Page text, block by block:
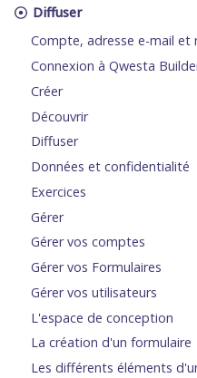
Diffuser
Compte, adresse e-mail et
Connexion à Qwesta
Créer
Découvrir
Diffuser
Données et confidentialité
Exercices
Gérer
Gérer vos comptes
Gérer vos Formulaires
Gérer vos utilisateurs
L'espace de conception
La création d'un formulaire
Les différents éléments